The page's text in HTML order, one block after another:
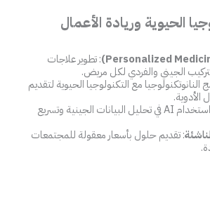
الحيوية وريادة الأعمال
: تطوير علاجات
الجيني والفردي لكل مريض.
النانوتكنولوجيا مع التكنولوجيا الحيوية لتقديم
: استخدام AI في تحليل البيانات الجينية وتسريع
: تقديم حلول بأسعار معقولة للمجتمعات